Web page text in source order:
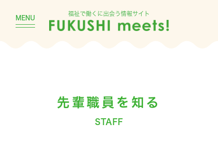
MENU
福祉で働くに出会う情報サイト
先輩職員を知る
STAFF